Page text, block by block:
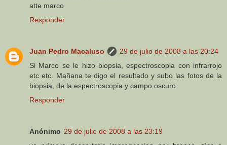
atte marco
Responder
Juan Pedro Macaluso
29 de julio de 2008 a las 20:24
Si Marco se le hizo biopsia, espectroscopia con infrarrojo
etc etc. Mañana te digo el resultado y subo las fotos de la
biopsia, de la espectroscopia y campo oscuro
Responder
Anónimo 29 de julio de 2008 a las 23:19